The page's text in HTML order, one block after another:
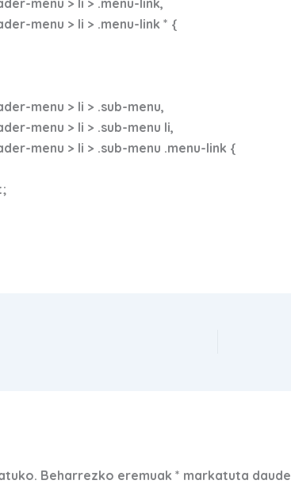
menu > li > .menu-link * {
menu > li > .sub-menu,
menu > li > .sub-menu li,
menu > li > .sub-menu .menu-link {
Beharrezko eremuak * markatuta daude